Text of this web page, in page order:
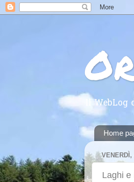
Il
Home
VENERDÌ,
Laghi e